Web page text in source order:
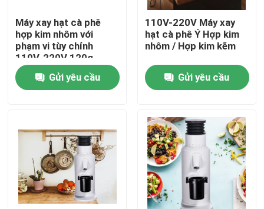
Tham quan nhà máy
Kiểm soát chất lượng
Liên hệ chúng tôi
Các trường hợp
Máy xay hạt cà phê
Máy xay cà phê Burr
Máy xay hạt cà phê
hợp kim nhôm với
phạm vi tùy chỉnh
110V-220V 120g
Gửi yêu cầu
110V-220V Máy xay
hạt cà phê Ý Hợp kim
nhôm / Hợp kim kẽm
Gửi yêu cầu